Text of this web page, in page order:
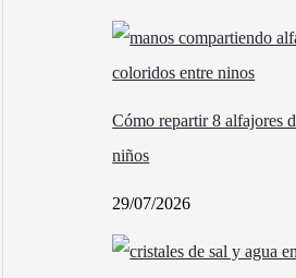
Cómo repartir 8 alfajores
niños
29/07/2026